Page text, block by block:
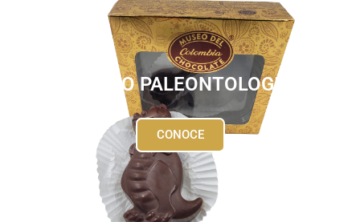
CHOCO PALEONTOLOGIA
CONOCE